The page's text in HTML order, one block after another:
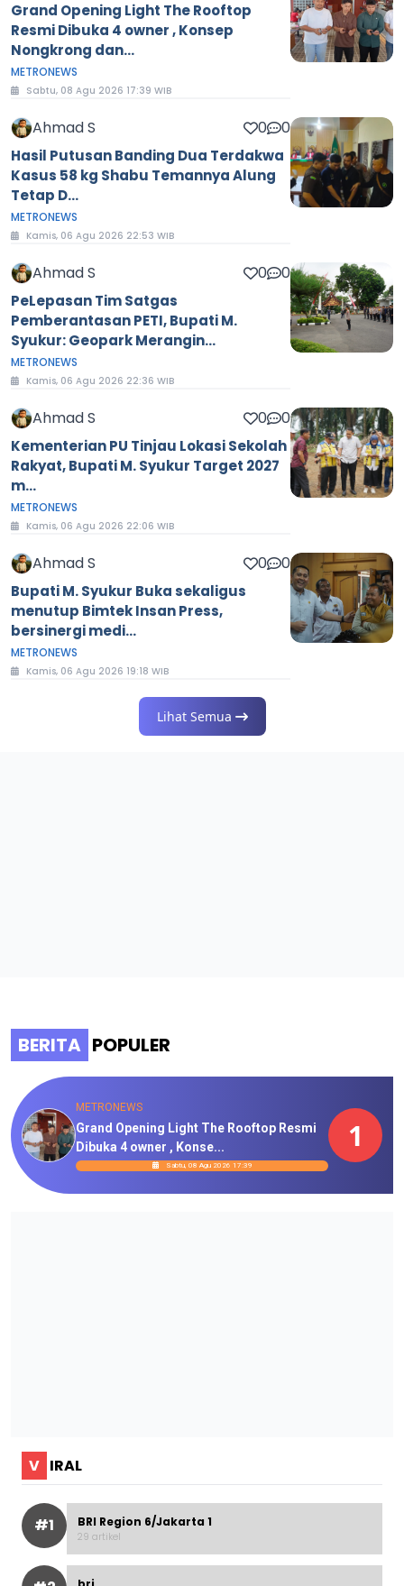
Grand Opening Light The Rooftop
Resmi Dibuka 4 owner , Konsep
Nongkrong dan...
METRONEWS
Sabtu, 08 Agu 2026 17:39 WIB
Ahmad S 0 0
Hasil Putusan Banding Dua Terdakwa
Kasus 58 kg Shabu Temannya Alung
Tetap D...
METRONEWS
Kamis, 06 Agu 2026 22:53 WIB
Ahmad S 0 0
PeLepasan Tim Satgas
Pemberantasan PETI, Bupati M.
Syukur: Geopark Merangin...
METRONEWS
Kamis, 06 Agu 2026 22:36 WIB
Ahmad S 0 0
Kementerian PU Tinjau Lokasi Sekolah
Rakyat, Bupati M. Syukur Target 2027
m...
METRONEWS
Kamis, 06 Agu 2026 22:06 WIB
Ahmad S 0 0
Bupati M. Syukur Buka sekaligus
menutup Bimtek Insan Press,
bersinergi medi...
METRONEWS
Kamis, 06 Agu 2026 19:18 WIB
Lihat Semua
BERITA POPULER
METRONEWS
Grand Opening Light The Rooftop Resmi
Dibuka 4 owner , Konse...
Sabtu, 08 Agu 2026 17:39
1
V IRAL
#1 BRI Region 6/Jakarta 1
29 artikel